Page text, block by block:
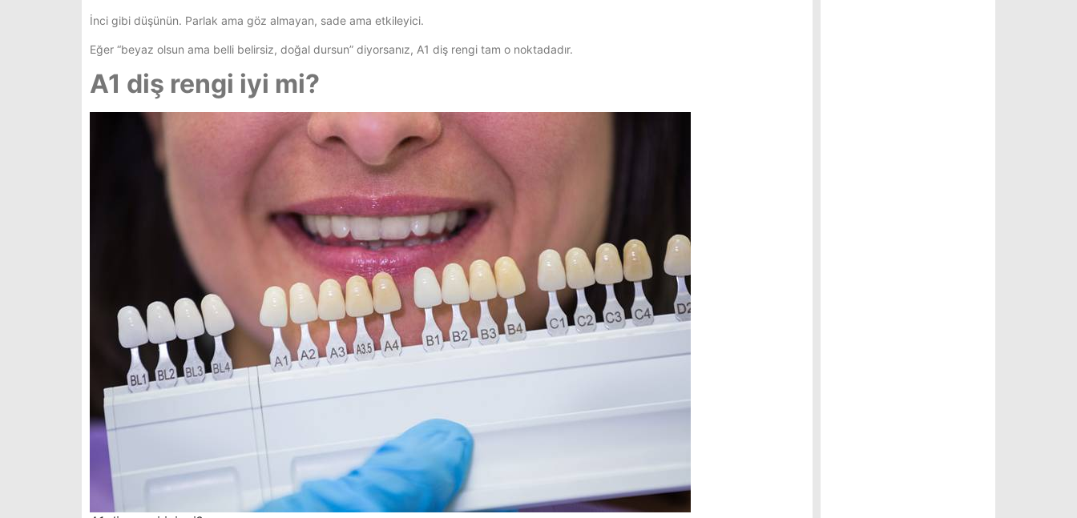
İnci gibi düşünün. Parlak ama göz almayan, sade ama etkileyici.
Eğer “beyaz olsun ama belli belirsiz, doğal dursun” diyorsanız, A1 diş rengi tam o noktadadır.
A1 diş rengi iyi mi?